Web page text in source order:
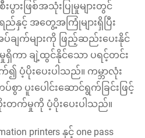
ပွားဖြစ်အသုံးပြုမှုများတွင်
နှင့် အတွေ့အကြုံများရှိပြီး
က်များကို ဖြည့်ဆည်းပေးနိုင်
ကာ ချဲ့ထွင်နိုင်သော ပရင့်တင်း
၍ ပံ့ပိုးပေးပါသည်။ ကမ္ဘာလုံး
ာ ပူးပေါင်းဆောင်ရွက်ခြင်းဖြင့်
တက်မှုကို ပံ့ပိုးပေးပါသည်။
printers နှင့် one pass